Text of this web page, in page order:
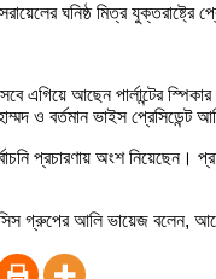
ঘনিষ্ঠ মিত্র যুক্তরাষ্ট্রে
হিসেবে এগিয়ে আছেন পার্লান্টের
ও বর্তমান ভাইস প্রেসিডেন্ট
প্রচারণায় অংশ নিয়েছেন।
গ্রুপের আলি ভায়েজ বলেন,